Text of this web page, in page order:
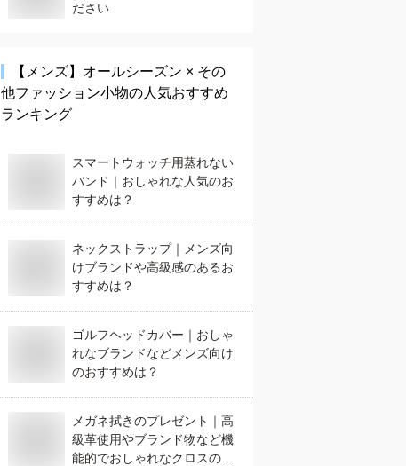
ださい
【メンズ】 オールシーズン × その
他ファッション小物の人気おすすめ
ランキング
スマートウォッチ用蒸れない
バンド｜おしゃれな人気のお
すすめは？
ネックストラップ｜メンズ向
けブランドや高級感のあるお
すすめは？
ゴルフヘッドカバー｜おしゃ
れなブランドなどメンズ向け
のおすすめは？
メガネ拭きのプレゼント｜高
級革使用やブランド物など機
能的でおしゃれなクロスのお